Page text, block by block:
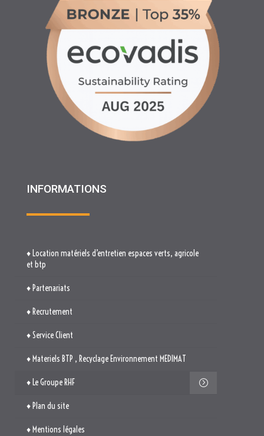
INFORMATIONS
♦ Location matériels d’entretien espaces verts, agricole
et btp
♦ Partenariats
♦ Recrutement
♦ Service Client
♦ Materiels BTP , Recyclage Environnement MEDIMAT
♦ Le Groupe RHF
♦ Plan du site
♦ Mentions légales